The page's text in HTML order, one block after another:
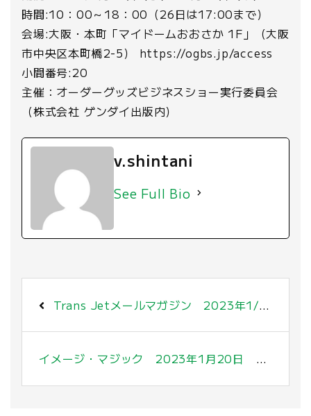
時間:10：00～18：00（26日は17:00まで）
会場:大阪・本町「マイドームおおさか 1F」（大阪
市中央区本町橋2-5） https://ogbs.jp/access
小間番号:20
主催：オーダーグッズビジネスショー実行委員会
（株式会社 ゲンダイ出版内）
v.shintani
See Full Bio
Trans Jetメールマガジン 2023年1/6号 〜明けましておめでとうございます〜
イメージ・マジック 2023年1月20日 〜展示会出展のお知らせ〜